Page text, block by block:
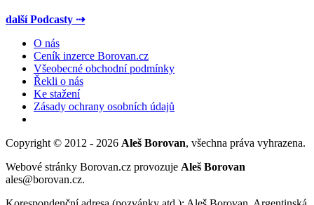
další Podcasty ⇢
O nás
Ceník inzerce Borovan.cz
Všeobecné obchodní podmínky
Řekli o nás
Ke stažení
Zásady ochrany osobních údajů
Copyright © 2012 - 2026 Aleš Borovan, všechna práva vyhrazena.
Webové stránky Borovan.cz provozuje Aleš Borovan
ales@borovan.cz.